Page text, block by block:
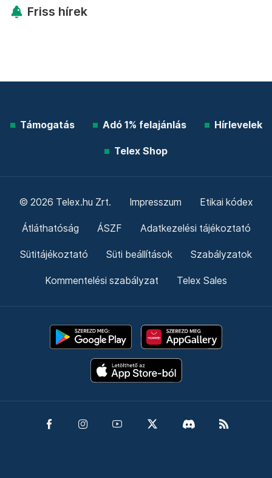
Friss hírek
Támogatás Adó 1% felajánlás Hírlevelek
Telex Shop
© 2026 Telex.hu Zrt. Impresszum Etikai kódex
Átláthatóság ÁSZF Adatkezelési tájékoztató
Sütitájékoztató Süti beállítások Szabályzatok
Kommentelési szabályzat Telex Sales